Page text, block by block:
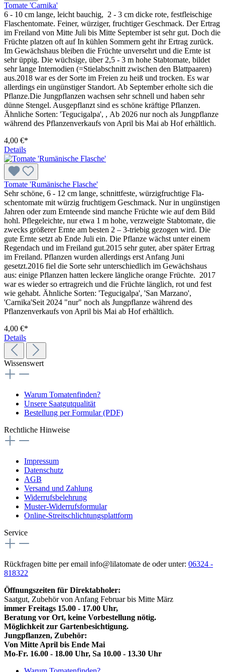
Tomate 'Carnika'
6 - 10 cm lange, leicht bauchig, 2 - 3 cm dicke rote, festfleischige
Flaschentomate. Feiner, würziger, fruchtiger Geschmack. Der Ertrag
im Freiland von Mitte Juli bis Mitte September ist sehr gut. Doch die
Früchte platzen oft auf In kühlen Sommern geht ihr Ertrag zurück.
Im Gewächshaus bleiben die Früchte unversehrt und die Ernte ist
sehr üppig. Die wüchsige, über 2,5 - 3 m hohe Stabtomate, bildet
sehr lange Internodien (=Stielabschnitt zwischen den Blattpaaren)
aus.2018 war es der Sorte im Freien zu heiß und trocken. Es war
allerdings ein ungünstiger Standort. Ab September erholte sich die
Pflanze.Die Jungpflanzen wachsen sehr schnell und haben sehr
dünne Stengel. Ausgepflanzt sind es schöne kräftige Pflanzen.
Ähnliche Sorten: 'Tegucigalpa', , Ab 2026 nur noch als Jungpflanze
während des Pflanzenverkaufs von April bis Mai ab Hof erhältlich.
4,00 €*
Details
Tomate 'Rumänische Flasche'
Sehr schöne, 6 - 12 cm lange, schnittfeste, würzigfruchtige Fla­
schentomate mit würzig fruchtigem Ge­schmack. Nur in ungünstigen
Jahren oder zum Ernteende sind manche Früchte wie auf dem Bild
hohl. Pflegeleichte, nur etwa 1 m hohe, verzweigte Stabtomate, die
zwecks größerer Ernte am besten 2 – 3-triebig gezogen wird. Die
gute Ernte setzt ab Ende Juli ein. Die Pflanze wächst unter einem
Regendach und im Freiland gut.2015 sehr guter, aber später Ertrag
im Freiland. Pflanzen wurden allerdings erst Anfang Juni
gesetzt.2016 fiel die Sorte sehr unterschiedlich im Gewächshaus
aus: einige Pflanzen hatten leckere längliche orange Früchte. 2017
war es wieder so ertragreich und die Früchte länglich, rot und fest
wie gehabt. Ähnliche Sorten: 'Tegucigalpa', 'San Marzano',
'Carnika'Seit 2024 "nur" noch als Jungpflanze während des
Pflanzenverkaufs von April bis Mai ab Hof erhältlich.
4,00 €*
Details
Wissenswert
Warum Tomatenfinden?
Unsere Saatgutqualität
Bestellung per Formular (PDF)
Rechtliche Hinweise
Impressum
Datenschutz
AGB
Versand und Zahlung
Widerrufsbelehrung
Muster-Widerrufsformular
Online-Streitschlichtungsplattform
Service
Rückfragen bitte per email info@lilatomate de oder unter: 06324 -
818322
Öffnungszeiten für Direktabholer:
Saatgut, Zubehör von Anfang Februar bis Mitte März
immer Freitags 15.00 - 17.00 Uhr,
Beratung vor Ort, keine Vorbestellung nötig.
Möglichkeit zur Gartenbesichtigung.
Jungpflanzen, Zubehör:
Von Mitte April bis Ende Mai
Mo-Fr. 16.00 - 18.00 Uhr, Sa 10.00 - 13.30 Uhr